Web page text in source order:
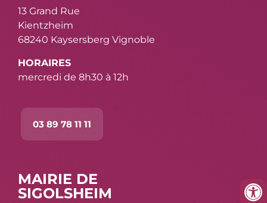
13 Grand Rue
Kientzheim
68240 Kaysersberg Vignoble
HORAIRES
mercredi de 8h30 à 12h
03 89 78 11 11
MAIRIE DE
SIGOLSHEIM